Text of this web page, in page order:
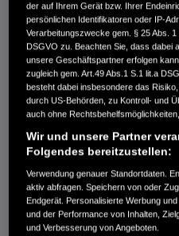
Kilometerstand
Kraftstoffart
Getriebe
Türen
Leistung
Hubraum
Erstzulassung
Bauart
AUTO HARKE GMBH
Randersweide 59-63
21035 Hamburg
+49 40 735 935 0
der auf Ihrem Gerät bzw. Ihrer
persönlichen Identifikatoren oder IP-
Verarbeitungszwecke gem. § 25 Abs.
DSGVO zu. Beachten Sie, dass dabei
unsere Geschäftspartner erfolgen
zugleich gem. Art.49 Abs.1 S.1 lit.a
besteht dabei insbesondere das
durch US-Behörden, zu Kontroll- und
auch ohne
Wir und unsere Partner
Folgendes bereitzustellen:
Verwendung genauer Standortdaten.
aktiv abfragen. Speichern von oder
Endgerät. Personalisierte Werbung
und der Performance von Inhalten,
und Verbesserung von Angeboten.